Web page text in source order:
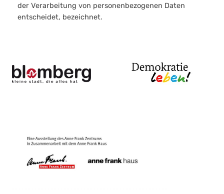
der Verarbeitung von personenbezogenen Daten
entscheidet, bezeichnet.